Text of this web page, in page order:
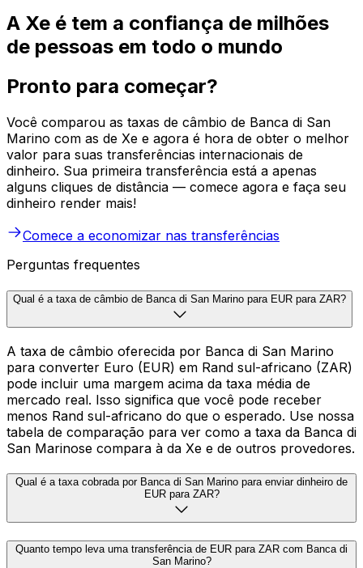
A Xe é tem a confiança de milhões
de pessoas em todo o mundo
Pronto para começar?
Você comparou as taxas de câmbio de Banca di San
Marino com as de Xe e agora é hora de obter o melhor
valor para suas transferências internacionais de
dinheiro. Sua primeira transferência está a apenas
alguns cliques de distância — comece agora e faça seu
dinheiro render mais!
Comece a economizar nas transferências
Perguntas frequentes
Qual é a taxa de câmbio de Banca di San Marino para EUR para ZAR?
A taxa de câmbio oferecida por Banca di San Marino
para converter Euro (EUR) em Rand sul-africano (ZAR)
pode incluir uma margem acima da taxa média de
mercado real. Isso significa que você pode receber
menos Rand sul-africano do que o esperado. Use nossa
tabela de comparação para ver como a taxa da Banca di
San Marinose compara à da Xe e de outros provedores.
Qual é a taxa cobrada por Banca di San Marino para enviar dinheiro de
EUR para ZAR?
Quanto tempo leva uma transferência de EUR para ZAR com Banca di
San Marino?